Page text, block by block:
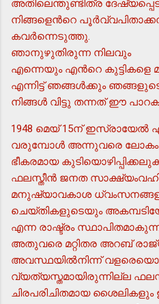
അതിലെന്തുണ്ടിത്ര
നിങ്ങളെന്‍റെ
കവര്‍ന്നെടുത്തു.
ഞാനുഴുതിരുന്ന നിലവും
എന്നെയും എന്‍റെ
എന്നിട്ട് ഞങ്ങള്‍ക്കും
നിങ്ങള്‍ വിട്ടു തന്നത് ഈ
1948 മെയ് 15ന് ഇസ്രായേല്‍
വരുമ്പോള്‍ അന്നുവരെ ലോകം
ഭീകരമായ
ഫലസ്തീന്‍ ജനത
മനുഷ്യാവകാശ
ചെയ്തികളുടെയും
എന്ന രാഷ്ട്രം
അതുവരെ മറ്റിതര അറബ്
അവസ്ഥയില്‍നിന്ന്
വ്യത്യസ്തമായിരുന്നില്ല
ചിരപരിചിതമായ